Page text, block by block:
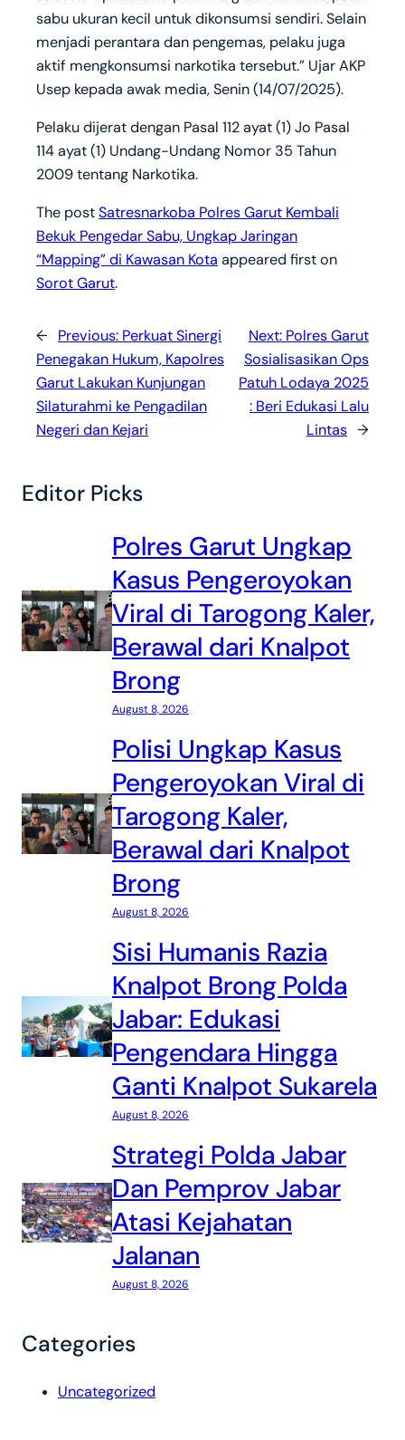
sabu ukuran kecil untuk dikonsumsi sendiri. Selain
menjadi perantara dan pengemas, pelaku juga
aktif mengkonsumsi narkotika tersebut.” Ujar AKP
Usep kepada awak media, Senin (14/07/2025).
Pelaku dijerat dengan Pasal 112 ayat (1) Jo Pasal
114 ayat (1) Undang-Undang Nomor 35 Tahun
2009 tentang Narkotika.
The postSatresnarkoba Polres Garut Kembali
Bekuk Pengedar Sabu, Ungkap Jaringan
“Mapping” di Kawasan Kota appeared first on
Sorot Garut.
← Previous: Perkuat Sinergi
Penegakan Hukum, Kapolres
Garut Lakukan Kunjungan
Silaturahmi ke Pengadilan
Negeri dan Kejari
Next: Polres Garut
Sosialisasikan Ops
Patuh Lodaya 2025
: Beri Edukasi Lalu
Lintas →
Editor Picks
Polres Garut Ungkap
Kasus Pengeroyokan
Viral di Tarogong Kaler,
Berawal dari Knalpot
Brong
August 8, 2026
Polisi Ungkap Kasus
Pengeroyokan Viral di
Tarogong Kaler,
Berawal dari Knalpot
Brong
August 8, 2026
Sisi Humanis Razia
Knalpot Brong Polda
Jabar: Edukasi
Pengendara Hingga
Ganti Knalpot Sukarela
August 8, 2026
Strategi Polda Jabar
Dan Pemprov Jabar
Atasi Kejahatan
Jalanan
August 8, 2026
Categories
Uncategorized